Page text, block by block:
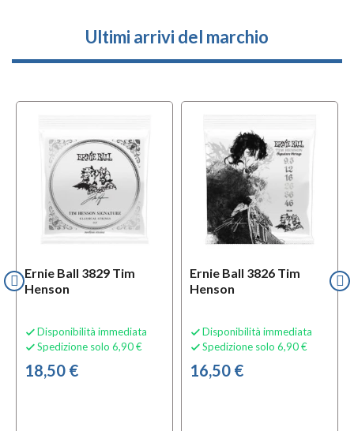
Ultimi arrivi del marchio
Ernie Ball 3829 Tim
Henson
 Disponibilità immediata
 Spedizione solo 6,90 €
18,50 €
Ernie Ball 3826 Tim
Henson
 Disponibilità immediata
 Spedizione solo 6,90 €
16,50 €